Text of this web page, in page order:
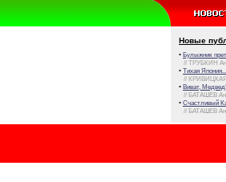
Новые
• Булыжник
// ТРУБКИН
• Тихая Япония...
//
• Виват,
// БАТАШЕВ
• Счастливый
// БАТАШЕВ